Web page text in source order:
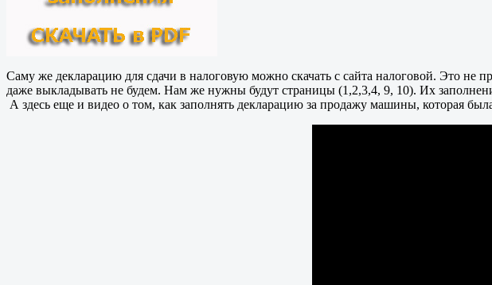
Саму же декларацию для сдачи в налоговую можно скачать с сайта налоговой. Это
даже выкладывать не будем. Нам же нужны будут страницы (1,2,3,4, 9, 10). Их
А здесь еще и видео о том, как заполнять декларацию за продажу машины, которая